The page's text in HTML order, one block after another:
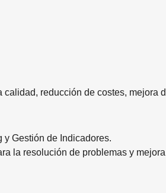
reducción de costes, mejora
Gestión de Indicadores.
la resolución de problemas y